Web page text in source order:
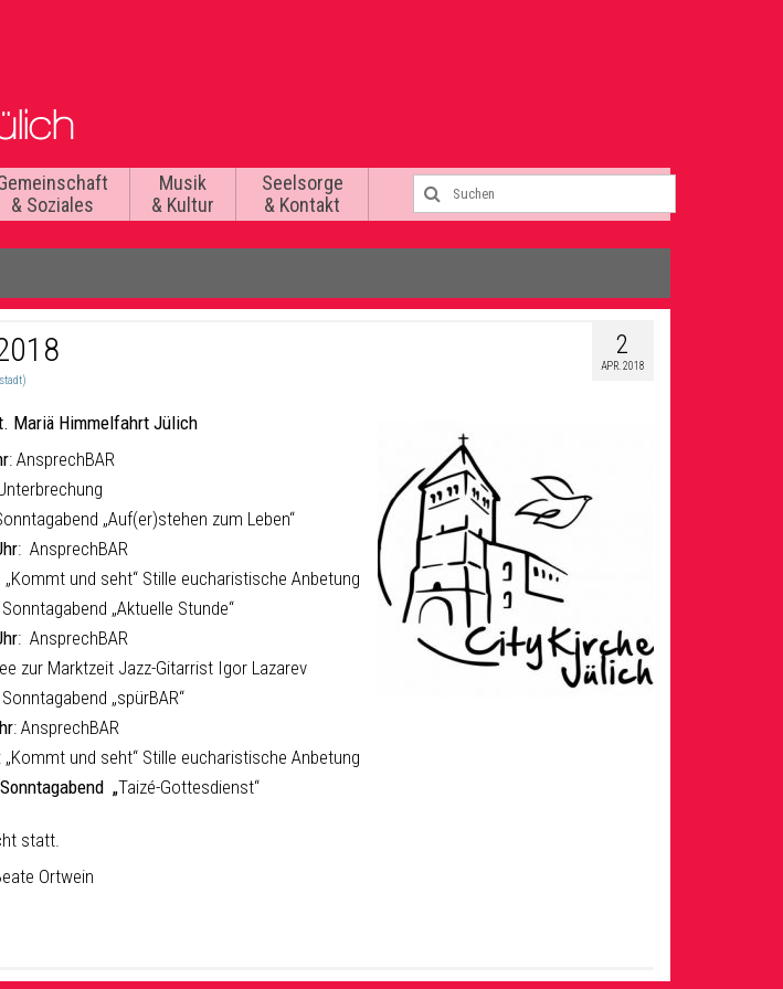
& Soziales
Musik
& Kultur
Seelsorge
& Kontakt
2
APR. 2018
Mariä Himmelfahrt Jülich
: AnsprechBAR
„Auf(er)stehen zum Leben“
: AnsprechBAR
„Kommt und seht“ Stille eucharistische Anbetung
„Aktuelle Stunde“
: AnsprechBAR
zur Marktzeit Jazz-Gitarrist Igor Lazarev
„spürBAR“
: AnsprechBAR
: „Kommt und seht“ Stille eucharistische Anbetung
„Taizé-Gottesdienst“
statt.
Ortwein